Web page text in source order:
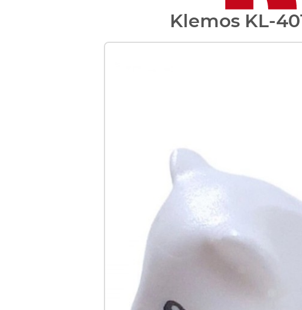
Klemos KL-